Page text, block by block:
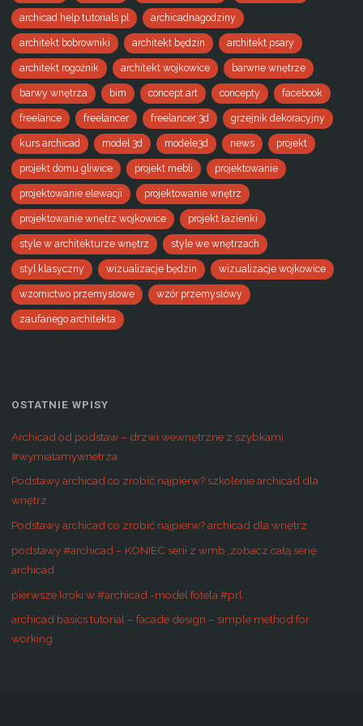
archicad help tutorials pl archicadnagodziny
architekt bobrowniki architekt będzin architekt psary
architekt rogoźnik architekt wojkowice barwne wnętrze
barwy wnętrza bim concept art concepty facebook
freelance freelancer freelancer 3d grzejnik dekoracyjny
kurs archicad model 3d modele3d news projekt
projekt domu gliwice projekt mebli projektowanie
projektowanie elewacji projektowanie wnętrz
projektowanie wnętrz wojkowice projekt łazienki
style w architekturze wnętrz style we wnętrzach
styl klasyczny wizualizacje będzin wizualizacje wojkowice
wzornictwo przemysłowe wzór przemysłówy
zaufanego architekta
OSTATNIE WPISY
Archicad od podstaw – drzwi wewnętrzne z szybkami
#wymiatamywnetrza
Podstawy archicad co zrobić najpierw? szkolenie archicad dla
wnętrz
Podstawy archicad co zrobić najpierw? archicad dla wnętrz
podstawy #archicad – KONIEC serii z wmb ,zobacz całą serię
archicad
pierwsze kroki w #archicad -model fotela #prl
archicad basics tutorial – facade design – simple method for
working